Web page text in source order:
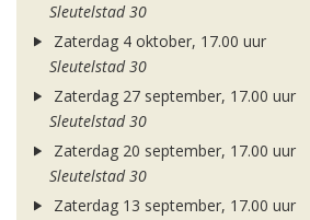
Sleutelstad 30
Zaterdag 4 oktober, 17.00 uur
Sleutelstad 30
Zaterdag 27 september, 17.00 uur
Sleutelstad 30
Zaterdag 20 september, 17.00 uur
Sleutelstad 30
Zaterdag 13 september, 17.00 uur